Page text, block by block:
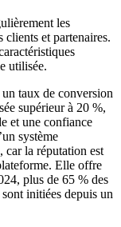
les
clients et partenaires.
utilisée.
taux de conversion
supérieur à 20 %,
et une confiance
système
car la réputation est
Elle offre
plus de 65 % des
initiées depuis un